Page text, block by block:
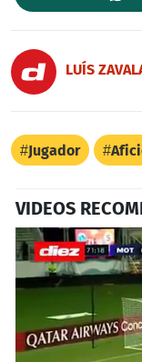
LUÍS
Jugador
VIDEOS